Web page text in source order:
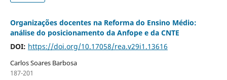
Organizações docentes na Reforma do Ensino Médio:
análise do posicionamento da Anfope e da CNTE
DOI: https://doi.org/10.17058/rea.v29i1.13616
Carlos Soares Barbosa
187-201